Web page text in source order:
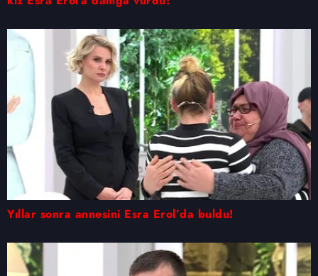
Yıllar sonra annesini Esra Erol’da buldu!